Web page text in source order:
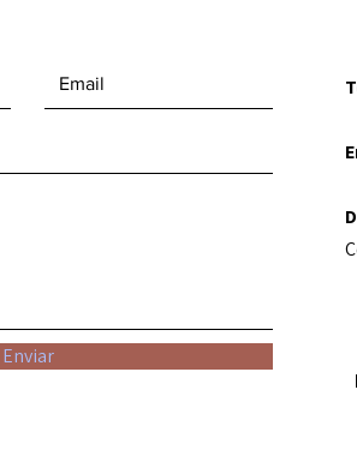
Enviar